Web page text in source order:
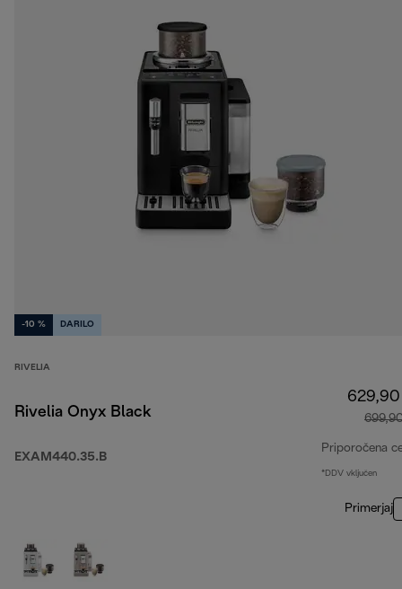
-10 % DARILO
RIVELIA
Rivelia Onyx Black
EXAM440.35.B
Priporočena
*DDV vključen
Primerjaj